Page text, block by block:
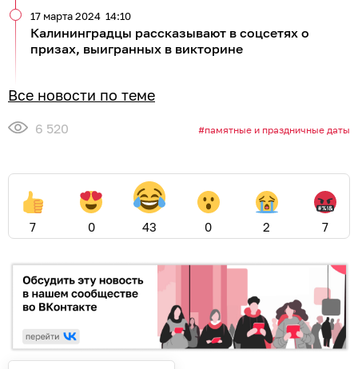
Калининградцы рассказывают в соцсетях о
призах, выигранных в викторине
17 марта 2024 14:10
Все новости по теме
6 520 памятные и праздничные даты
7 0 43 0 2 7